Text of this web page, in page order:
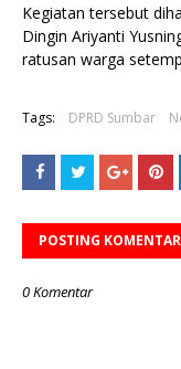
Kegiatan tersebut
Dingin Ariyanti
ratusan warga
Tags: DPRD Sumbar
POSTING KOMENTAR
0 Komentar